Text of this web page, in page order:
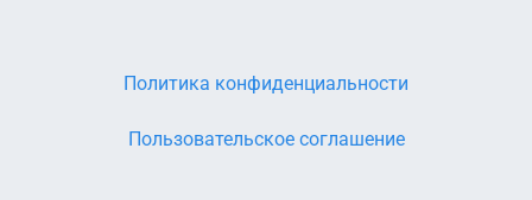
Пользовательское соглашение
Политика конфиденциальности